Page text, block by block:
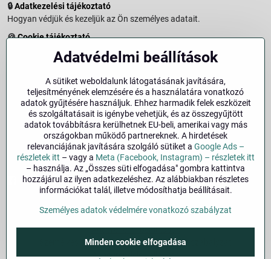
🔒Adatkezelési tájékoztató
Hogyan védjük és kezeljük az Ön személyes adatait.
🍪Cookie tájékoztató
A weboldalon használt sütikről és adatkezelésről.
Vásárlástól való elállás menete és feltételei.
Elállás a szerződéstől
Impresszum
Üzemeltetői adatok és jogi tudnivalók.
🔐Biztonság
Facebook Instagram
Adatvédelmi beállítások
Személyes adatok védelmére vonatkozó szabályzat
A megrendelés állapota
Adatvédelmi beállítások
A sütiket weboldalunk látogatásának javítására,
teljesítményének elemzésére és a használatára vonatkozó
adatok gyűjtésére használjuk. Ehhez harmadik felek eszközeit
és szolgáltatásait is igénybe vehetjük, és az összegyűjtött
adatok továbbításra kerülhetnek EU-beli, amerikai vagy más
országokban működő partnereknek. A hirdetések
relevanciájának javítására szolgáló sütiket a Google Ads –
részletek itt – vagy a Meta (Facebook, Instagram) – részletek itt
– használja. Az „Összes süti elfogadása" gombra kattintva
hozzájárul az ilyen adatkezeléshez. Az alábbiakban részletes
információkat talál, illetve módosíthatja beállításait.
Személyes adatok védelmére vonatkozó szabályzat
Minden cookie elfogadása